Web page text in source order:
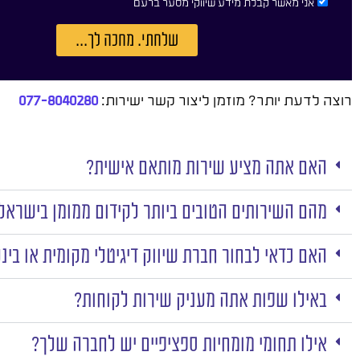
שלחתי. מחכה לך...
רוצה לדעת יותר? מוזמן ליצור קשר ישירות:077-8040280
האם אתה מציע שירות מותאם אישית?
מהם השירותים הטובים ביותר לקידום ממומן
האם כדאי לבחור חברת שיווק דיגיטלי מקומית או
באילו שפות אתה מעניק שירות לקוחות?
אילו תחומי מומחיות ספציפיים יש לחברה שלך?